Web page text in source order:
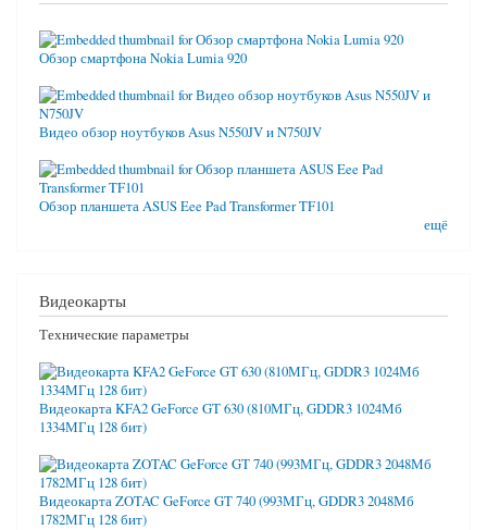
Обзор смартфона Nokia Lumia 920
Видео обзор ноутбуков Asus N550JV и N750JV
Обзор планшета ASUS Eee Pad Transformer TF101
ещё
Видеокарты
Технические параметры
Видеокарта KFA2 GeForce GT 630 (810МГц, GDDR3 1024Мб
1334МГц 128 бит)
Видеокарта ZOTAC GeForce GT 740 (993МГц, GDDR3 2048Мб
1782МГц 128 бит)